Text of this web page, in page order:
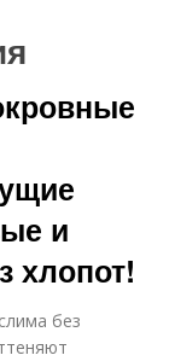
и
хлопот!
без